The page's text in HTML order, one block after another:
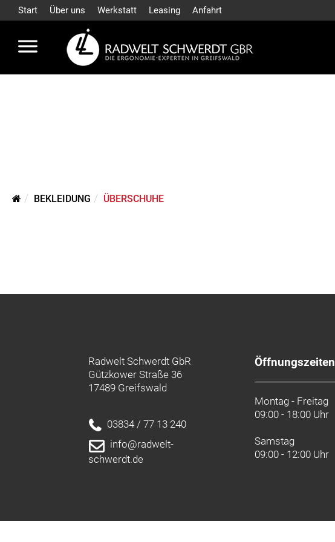
Start Über uns Werkstatt Leasing Anfahrt
BEKLEIDUNG ÜBERSCHUHE
Radwelt Schwerdt GbR
Gützkower Straße 36
17489 Greifswald
03834 / 77 13 240
info@radwelt-
schwerdt.de
Öffnungszeiten
Montag - Freitag
09:00 - 18:00 Uhr
Samstag
09:00 - 12:00 Uhr